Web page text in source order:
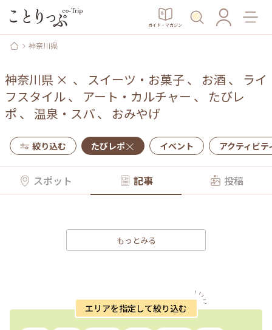
ガイド・マガジン
神奈川県
神奈川県 × 、 スイーツ・お菓子、 お酒 、 ライ
フスタイル、 アート・カルチャー 、 たびレ
ポ 、 温泉・スパ、 おみやげ
絞り込む たびレポ イベント アクティビテ
スポット 記事 投稿
もっとみる
エリアを指定して絞り込む